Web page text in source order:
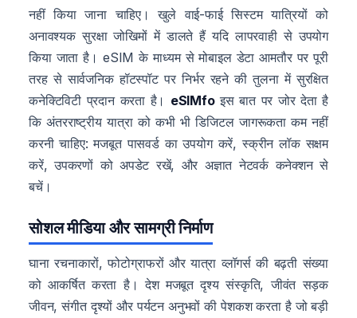
नहीं किया जाना चाहिए। खुले वाई-फाई सिस्टम यात्रियों को
अनावश्यक सुरक्षा जोखिमों में डालते हैं यदि लापरवाही से उपयोग
किया जाता है। eSIM के माध्यम से मोबाइल डेटा आमतौर पर पूरी
तरह से सार्वजनिक हॉटस्पॉट पर निर्भर रहने की तुलना में सुरक्षित
कनेक्टिविटी प्रदान करता है। eSIMfoइस बात पर जोर देता है
कि अंतरराष्ट्रीय यात्रा को कभी भी डिजिटल जागरूकता कम नहीं
करनी चाहिए: मजबूत पासवर्ड का उपयोग करें, स्क्रीन लॉक सक्षम
करें, उपकरणों को अपडेट रखें, और अज्ञात नेटवर्क कनेक्शन से
बचें।
सोशल मीडिया और सामग्री निर्माण
घाना रचनाकारों, फोटोग्राफरों और यात्रा व्लॉगर्स की बढ़ती संख्या
को आकर्षित करता है। देश मजबूत दृश्य संस्कृति, जीवंत सड़क
जीवन, संगीत दृश्यों और पर्यटन अनुभवों की पेशकश करता है जो बड़ी